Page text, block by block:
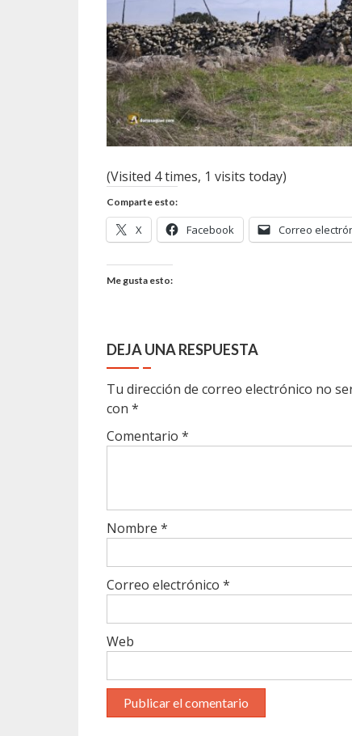
(Visited 4 times, 1 visits today)
Comparte esto:
X Facebook Correo
Me gusta esto:
DEJA UNA RESPUESTA
Tu dirección de correo electrónico no
con *
Comentario *
Nombre *
Correo electrónico *
Web